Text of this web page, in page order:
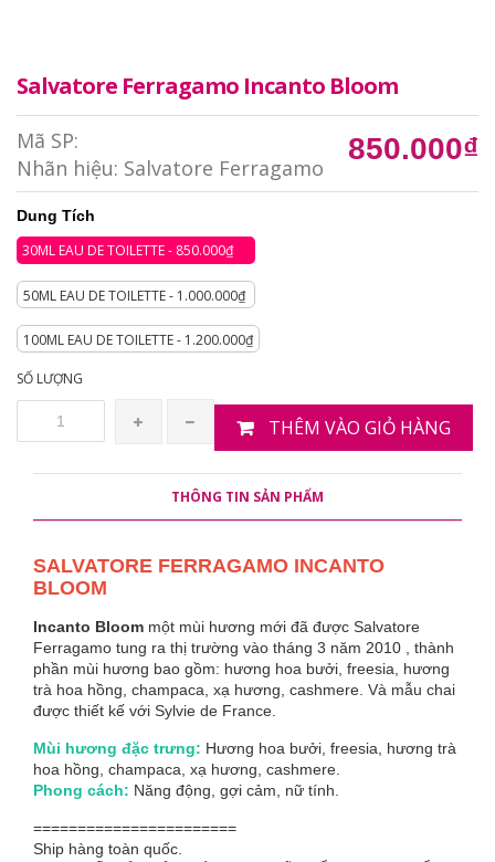
Salvatore Ferragamo Incanto Bloom
Mã SP:
Nhãn hiệu: Salvatore Ferragamo
850.000₫
Dung Tích
30ML EAU DE TOILETTE - 850.000₫
50ML EAU DE TOILETTE - 1.000.000₫
100ML EAU DE TOILETTE - 1.200.000₫
SỐ LƯỢNG
THÊM VÀO GIỎ HÀNG
THÔNG TIN SẢN PHẨM
SALVATORE FERRAGAMO INCANTO
BLOOM
Incanto Bloom một mùi hương mới đã được Salvatore
Ferragamo tung ra thị trường vào tháng 3 năm 2010 , thành
phần mùi hương bao gồm: hương hoa bưởi, freesia, hương
trà hoa hồng, champaca, xạ hương, cashmere. Và mẫu chai
được thiết kế với Sylvie de France.
Mùi hương đặc trưng: Hương hoa bưởi, freesia, hương trà
hoa hồng, champaca, xạ hương, cashmere.
Phong cách: Năng động, gợi cảm, nữ tính.
=======================
Ship hàng toàn quốc.